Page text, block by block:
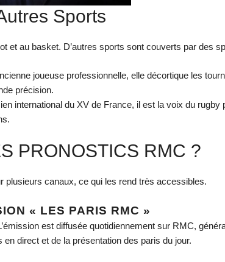
Sports
et au basket. D’autres sports sont couverts par des
joueuse professionnelle, elle décortique les
précision.
international du XV de France, il est la voix du rugby
PRONOSTICS RMC ?
plusieurs canaux, ce qui les rend très accessibles.
« LES PARIS RMC »
est diffusée quotidiennement sur RMC,
direct et de la présentation des paris du jour.